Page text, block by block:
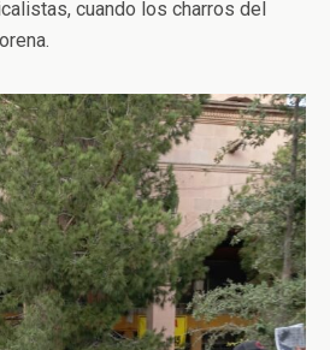
cuando los charros del